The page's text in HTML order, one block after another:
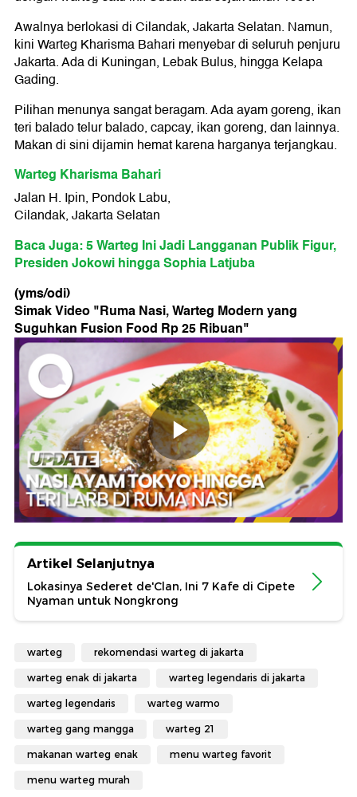
Awalnya berlokasi di Cilandak, Jakarta Selatan. Namun,
kini Warteg Kharisma Bahari menyebar di seluruh penjuru
Jakarta. Ada di Kuningan, Lebak Bulus, hingga Kelapa
Gading.
Pilihan menunya sangat beragam. Ada ayam goreng, ikan
teri balado telur balado, capcay, ikan goreng, dan lainnya.
Makan di sini dijamin hemat karena harganya terjangkau.
Warteg Kharisma Bahari
Jalan H. Ipin, Pondok Labu,
Cilandak, Jakarta Selatan
Baca Juga: 5 Warteg Ini Jadi Langganan Publik Figur,
Presiden Jokowi hingga Sophia Latjuba
(yms/odi)
Simak Video "Ruma Nasi, Warteg Modern yang
Suguhkan Fusion Food Rp 25 Ribuan"
Artikel Selanjutnya
Lokasinya Sederet de'Clan, Ini 7 Kafe di Cipete
Nyaman untuk Nongkrong
warteg rekomendasi warteg di jakarta
warteg enak di jakarta warteg legendaris di jakarta
warteg legendaris warteg warmo
warteg gang mangga warteg 21
makanan warteg enak menu warteg favorit
menu warteg murah